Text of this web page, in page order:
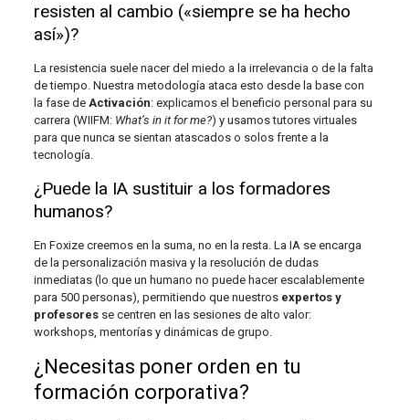
resisten al cambio («siempre se ha hecho
así»)?
La resistencia suele nacer del miedo a la irrelevancia o de la falta
de tiempo. Nuestra metodología ataca esto desde la base con
la fase de Activación: explicamos el beneficio personal para su
carrera (WIIFM: What’s in it for me?) y usamos tutores virtuales
para que nunca se sientan atascados o solos frente a la
tecnología.
¿Puede la IA sustituir a los formadores
humanos?
En Foxize creemos en la suma, no en la resta. La IA se encarga
de la personalización masiva y la resolución de dudas
inmediatas (lo que un humano no puede hacer escalablemente
para 500 personas), permitiendo que nuestros expertos y
profesoresse centren en las sesiones de alto valor:
workshops, mentorías y dinámicas de grupo.
¿Necesitas poner orden en tu
formación corporativa?